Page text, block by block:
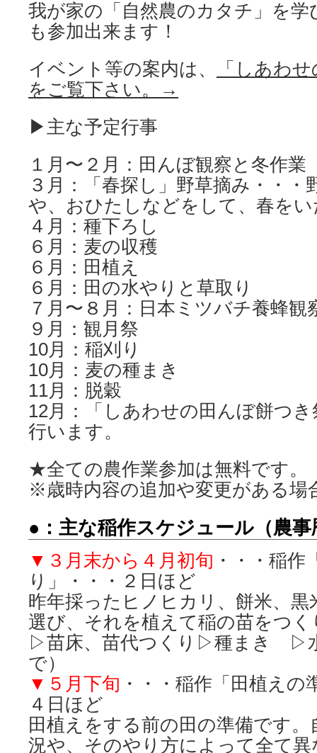
我が家の「自然農のカタチ」を
も参加出来ます！
イベント等の案内は、
「しあわ
をご覧下さい。→
▶主な予定行事
１月〜２月：田んぼ観察と冬作業
３月：「春探し」野草摘み・・・
や、おひたしなどをして、春を
４月：種下ろし
６月：麦の収穫
６月：田植え
６月：田の水やりと草取り
７月〜８月：日本ミツバチ養蜂観
９月：観月祭
10月：稲刈り
10月：麦の種まき
11月：脱穀
12月：「しあわせの田んぼ餅つ
行います。
★全ての農作業参加は無料です。
※歳時内容の追加や変更がある場
●：主な稲作スケジュール（農事
▼３月末から４月初旬 ・・・稲作
り」・・・２日ほど
昨年採ったヒノヒカリ、餅米、
選び、それを植えて稲の苗をつく
▷苗床、苗代つくり▷種まき ▷
で）
▼５月下旬 ・・・稲作「田植えの
４日ほど
田植えをする前の田の準備です
況や、そのやり方によって全て